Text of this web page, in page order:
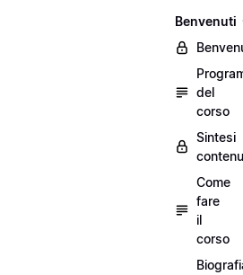
Benvenuti
del
corso
Sintesi
Come
fare
il
corso